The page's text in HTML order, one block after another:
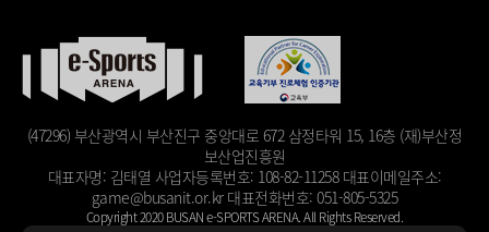
(47296) 부산광역시 부산진구 중앙대로 672 삼정타워 15, 16층 (재)부산정
보산업진흥원
대표자명: 김태열 사업자등록번호: 108-82-11258 대표이메일주소:
game@busanit.or.kr 대표전화번호: 051-805-5325
Copyright 2020 BUSAN e-SPORTS ARENA. All Rights Reserved.